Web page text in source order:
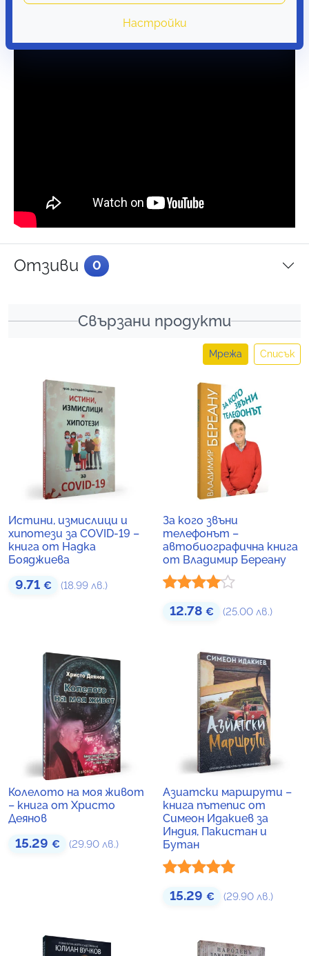
Отзиви 0
Свързани продукти
Мрежа Списък
Истини, измислици и
хипотези за COVID-19 –
книга от Надка
Бояджиева
9.71 € (18.99 лв.)
За кого звъни
телефонът –
автобиографична книга
от Владимир Береану
Оценено
12.78 € (25.00 лв.)
Колелото на моя живот
– книга от Христо
Деянов
15.29 € (29.90 лв.)
Азиатски маршрути –
книга пътепис от
Симеон Идакиев за
Индия, Пакистан и
Бутан
Оценено с
15.29 € (29.90 лв.)
Настройки